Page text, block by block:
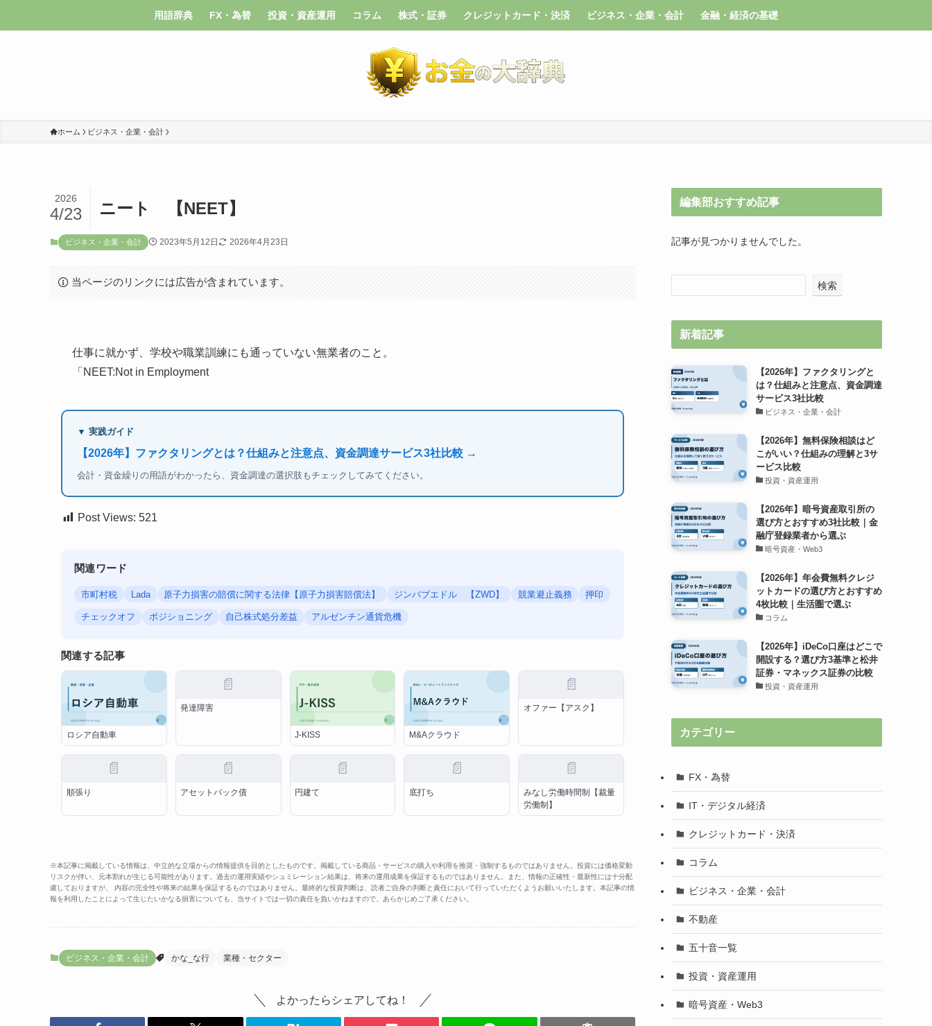
用語辞典 FX・為替 投資・資産運用 コラム 株式・証券 クレジットカード・決済 ビジネス・企業・会計 金融・経済の基礎
ホーム ビジネス・企業・会計
ニート 【NEET】
2026
4/23
ビジネス・企業・会計 2023年5月12日 2026年4月23日
当ページのリンクには広告が含まれています。
仕事に就かず、学校や職業訓練にも通っていない無業者のこと。
「NEET:Not in Employment
▼ 実践ガイド
【2026年】ファクタリングとは？仕組みと注意点、資金調達サービス3社比較 →
会計・資金繰りの用語がわかったら、資金調達の選択肢もチェックしてみてください。
Post Views: 521
関連ワード
市町村税 Lada 原子力損害の賠償に関する法律【原子力損害賠償法】 ジンバブエドル 【ZWD】 競業避止義務 押印
チェックオフ ポジショニング 自己株式処分差益 アルゼンチン通貨危機
関連する記事
ロシア自動車
📄
発達障害
J-KISS M&Aクラウド
📄
オファー【アスク】
📄
順張り
📄
アセットバック債
📄
円建て
📄
底打ち
📄
みなし労働時間制【裁量
労働制】
※本記事に掲載している情報は、中立的な立場からの情報提供を目的としたものです。掲載している商品・サービスの購入や利用を推奨・強制するものではありません。投資には価格変動
リスクが伴い、元本割れが生じる可能性があります。過去の運用実績やシュミレーション結果は、将来の運用成果を保証するものではありません。また、情報の正確性・最新性には十分配
慮しておりますが、 内容の完全性や将来の結果を保証するものではありません。最終的な投資判断は、読者ご自身の判断と責任において行っていただくようお願いいたします。本記事の情
報を利用したことによって生じたいかなる損害についても、当サイトでは一切の責任を負いかねますので、あらかじめご了承ください。
ビジネス・企業・会計 かな_な行 業種・セクター
よかったらシェアしてね！
編集部おすすめ記事
記事が見つかりませんでした。
検索
新着記事
【2026年】ファクタリングと
は？仕組みと注意点、資金調達
サービス3社比較
ビジネス・企業・会計
【2026年】無料保険相談はど
こがいい？仕組みの理解と3サ
ービス比較
投資・資産運用
【2026年】暗号資産取引所の
選び方とおすすめ3社比較｜金
融庁登録業者から選ぶ
暗号資産・Web3
【2026年】年会費無料クレジ
ットカードの選び方とおすすめ
4枚比較｜生活圏で選ぶ
コラム
【2026年】iDeCo口座はどこで
開設する？選び方3基準と松井
証券・マネックス証券の比較
投資・資産運用
カテゴリー
FX・為替
IT・デジタル経済
クレジットカード・決済
コラム
ビジネス・企業・会計
不動産
五十音一覧
投資・資産運用
暗号資産・Web3